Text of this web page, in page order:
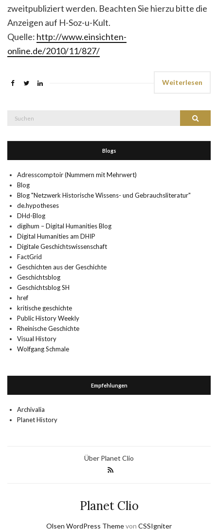
zweitpubliziert werden. Beachten Sie hierzu bitte die
Anzeigen auf H-Soz-u-Kult.
Quelle: http://www.einsichten-
online.de/2010/11/827/
Weiterlesen
Suchen
Blogs
Adresscomptoir (Nummern mit Mehrwert)
Blog
Blog "Netzwerk Historische Wissens- und Gebrauchsliteratur"
de.hypotheses
DHd-Blog
digihum – Digital Humanities Blog
Digital Humanities am DHIP
Digitale Geschichtswissenschaft
FactGrid
Geschichten aus der Geschichte
Geschichtsblog
Geschichtsblog SH
href
kritische geschichte
Public History Weekly
Rheinische Geschichte
Visual History
Wolfgang Schmale
Empfehlungen
Archivalia
Planet History
Über Planet Clio
Planet Clio
Olsen WordPress Themevon CSSIgniter